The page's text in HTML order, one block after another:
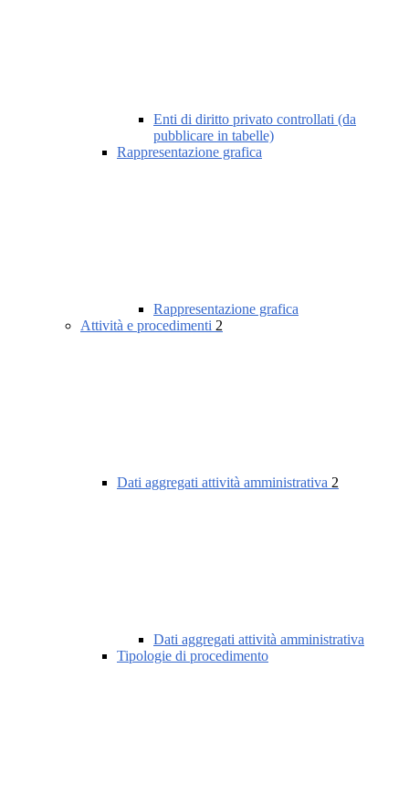
Enti di diritto privato controllati (da
pubblicare in tabelle)
Rappresentazione grafica
Rappresentazione grafica
Attività e procedimenti 2
Dati aggregati attività amministrativa 2
Dati aggregati attività amministrativa
Tipologie di procedimento